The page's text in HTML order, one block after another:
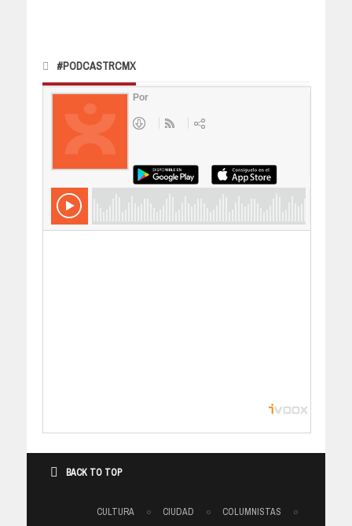
#PODCASTRCMX
BACK TO TOP
CULTURA CIUDAD COLUMNISTAS